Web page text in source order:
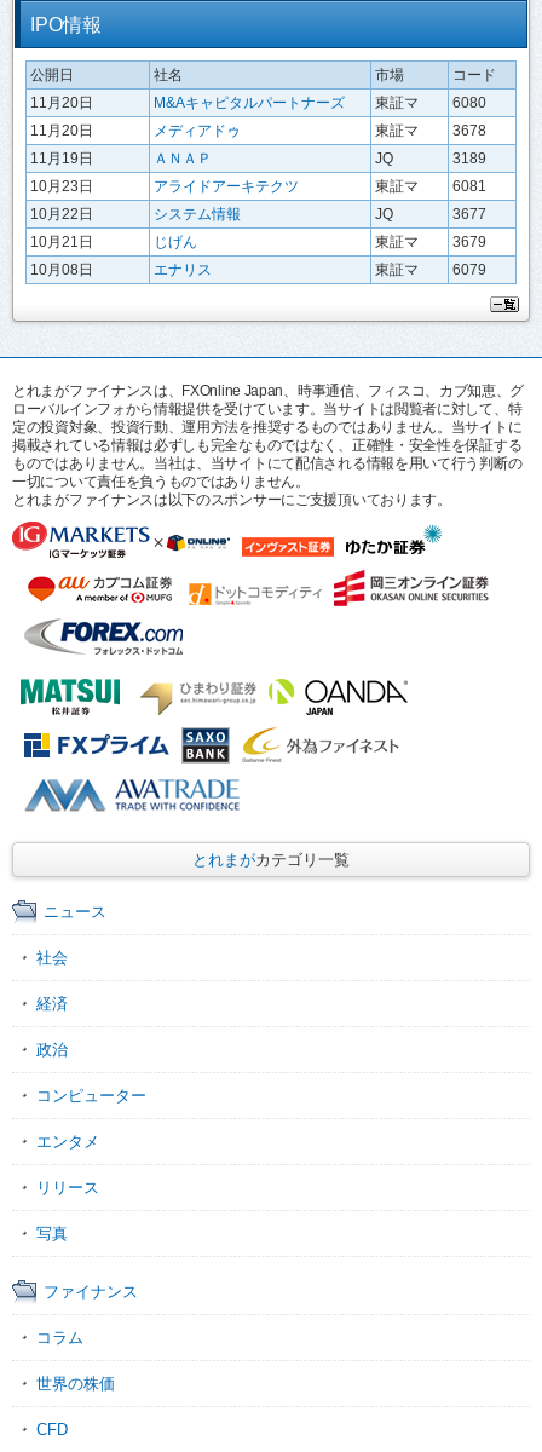
IPO情報
公開日 社名 市場
コード
11月20日
M&Aキャピタルパートナーズ 東証マ
6080
11月20日
メディアドゥ 東証マ
3678
11月19日
ＡＮＡＰ JQ
3189
10月23日
アライドアーキテクツ 東証マ
6081
10月22日
システム情報 JQ
3677
10月21日
じげん 東証マ
3679
10月08日
エナリス 東証マ 6079
とれまがファイナンスは、FXOnline Japan、時事通信、フィスコ、カブ知恵、グ
ローバルインフォから情報提供を受けています。当サイトは閲覧者に対して、特
定の投資対象、投資行動、運用方法を推奨するものではありません。当サイトに
掲載されている情報は必ずしも完全なものではなく、正確性・安全性を保証する
ものではありません。当社は、当サイトにて配信される情報を用いて行う判断の
一切について責任を負うものではありません。
とれまがファイナンスは以下のスポンサーにご支援頂いております。
とれまがカテゴリ一覧
ニュース
社会
経済
政治
コンピューター
エンタメ
リリース
写真
ファイナンス
コラム
世界の株価
CFD